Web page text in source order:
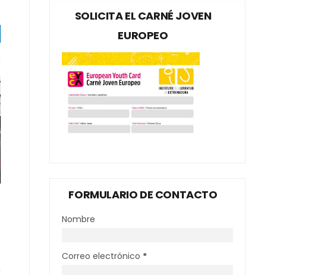
SOLICITA EL CARNÉ JOVEN
EUROPEO
FORMULARIO DE CONTACTO
Nombre
Correo electrónico *